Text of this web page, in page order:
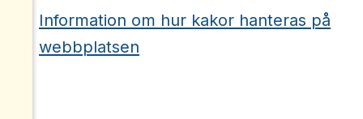
Information om hur kakor hanteras på
webbplatsen